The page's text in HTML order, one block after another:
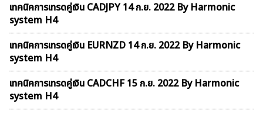
เทคนิคการเทรดคู่เงิน CADJPY 14 ก.ย. 2022 By Harmonic
system H4
เทคนิคการเทรดคู่เงิน EURNZD 14 ก.ย. 2022 By Harmonic
system H4
เทคนิคการเทรดคู่เงิน CADCHF 15 ก.ย. 2022 By Harmonic
system H4